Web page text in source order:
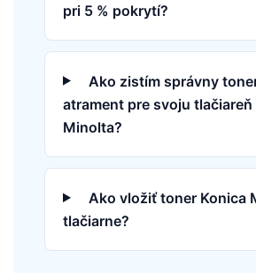
pri 5 % pokrytí?
Ako zistím správny
atrament pre svoju tlačiareň
Minolta?
Ako vložiť toner Konica
tlačiarne?